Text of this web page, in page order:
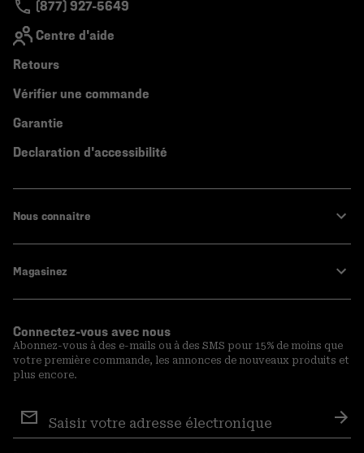
(877) 927-5649
Centre d'aide
Retours
Vérifier une commande
Garantie
Declaration d'accessibilité
Nous connaitre
Magasinez
Connectez-vous avec nous
Abonnez-vous à des e-mails ou à des SMS pour 15% de moins que
votre première commande, les annonces de nouveaux produits et
plus encore.
aux
courriels